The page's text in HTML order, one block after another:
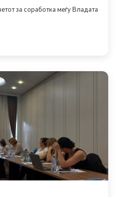
до сите услуги
за соработка меѓу Владата